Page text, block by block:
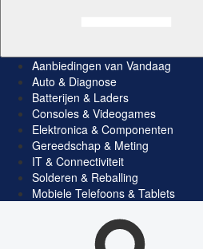
Aanbiedingen van Vandaag
Auto & Diagnose
Batterijen & Laders
Consoles & Videogames
Elektronica & Componenten
Gereedschap & Meting
IT & Connectiviteit
Solderen & Reballing
Mobiele Telefoons & Tablets